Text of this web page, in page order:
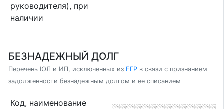
руководителя), при
наличии
БЕЗНАДЕЖНЫЙ ДОЛГ
Перечень ЮЛ и ИП, исключенных из ЕГР в связи с признанием
задолженности безнадежным долгом и ее списанием
Код, наименование